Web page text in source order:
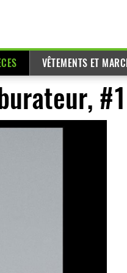
VÊTEMENTS ET